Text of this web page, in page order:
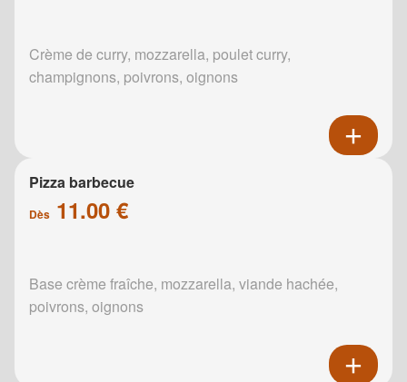
Crème de curry, mozzarella, poulet curry,
champignons, poivrons, oignons
Pizza barbecue
Dès 11.00 €
Base crème fraîche, mozzarella, viande hachée,
poivrons, oignons